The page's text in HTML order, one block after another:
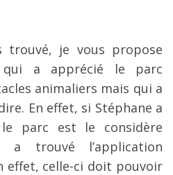
trouvé, je vous propose
qui a apprécié le parc
animaliers mais qui a
En effet, si Stéphane a
le parc est le considère
trouvé l’application
effet, celle-ci doit pouvoir